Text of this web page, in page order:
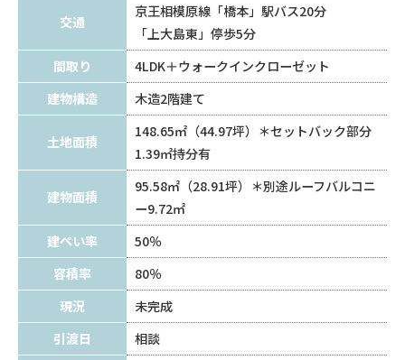
交通
京王相模原線「橋本」駅バス20分
「上大島東」停歩5分
間取り
4LDK＋ウォークインクローゼット
建物構造
木造2階建て
土地面積
148.65㎡（44.97坪）＊セットバック部分
1.39㎡持分有
建物面積
95.58㎡（28.91坪）＊別途ルーフバルコニ
ー9.72㎡
建ぺい率
50％
容積率
80％
現況
未完成
引渡日
相談